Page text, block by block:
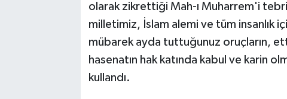
olarak zikrettiği Mah-ı Muharrem'i
milletimiz, İslam alemi ve tüm insanlık
mübarek ayda tuttuğunuz oruçların,
hasenatın hak katında kabul ve karin
kullandı.